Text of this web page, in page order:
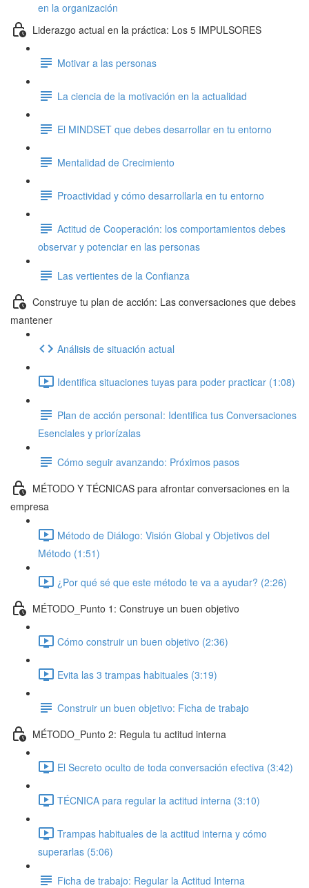
en la organización
Liderazgo actual en la práctica: Los 5 IMPULSORES
Motivar a las personas
La ciencia de la motivación en la actualidad
El MINDSET que debes desarrollar en tu entorno
Mentalidad de Crecimiento
Proactividad y cómo desarrollarla en tu entorno
Actitud de Cooperación: los comportamientos debes
observar y potenciar en las personas
Las vertientes de la Confianza
Construye tu plan de acción: Las conversaciones que debes
mantener
Análisis de situación actual
Identifica situaciones tuyas para poder practicar (1:08)
Plan de acción personaI: Identifica tus Conversaciones
Esenciales y priorízalas
Cómo seguir avanzando: Próximos pasos
MÉTODO Y TÉCNICAS para afrontar conversaciones en la
empresa
Método de Diálogo: Visión Global y Objetivos del
Método (1:51)
¿Por qué sé que este método te va a ayudar? (2:26)
MÉTODO_Punto 1: Construye un buen objetivo
Cómo construir un buen objetivo (2:36)
Evita las 3 trampas habituales (3:19)
Construir un buen objetivo: Ficha de trabajo
MÉTODO_Punto 2: Regula tu actitud interna
El Secreto oculto de toda conversación efectiva (3:42)
TÉCNICA para regular la actitud interna (3:10)
Trampas habituales de la actitud interna y cómo
superarlas (5:06)
Ficha de trabajo: Regular la Actitud Interna